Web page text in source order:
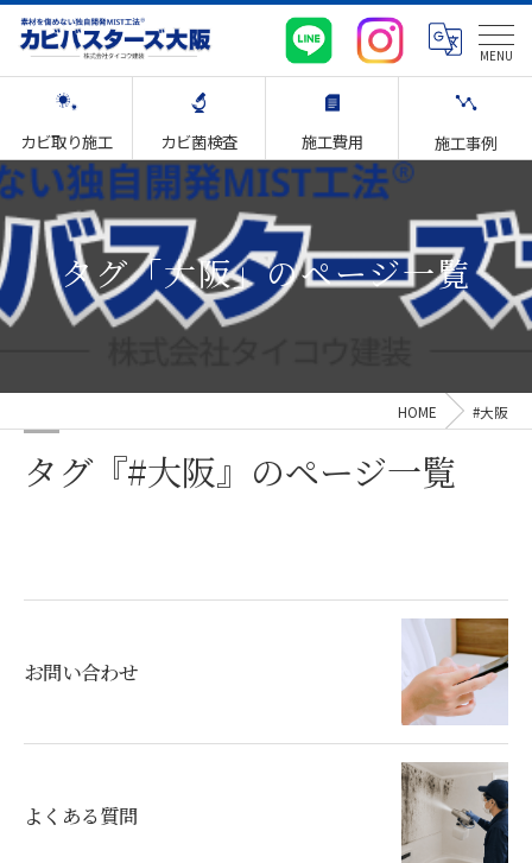
カビ取り施工 カビ菌検査 施工費用 施工事例
タグ「大阪」のページ一覧
HOME #大阪
タグ『#大阪』のページ一覧
お問い合わせ
よくある質問